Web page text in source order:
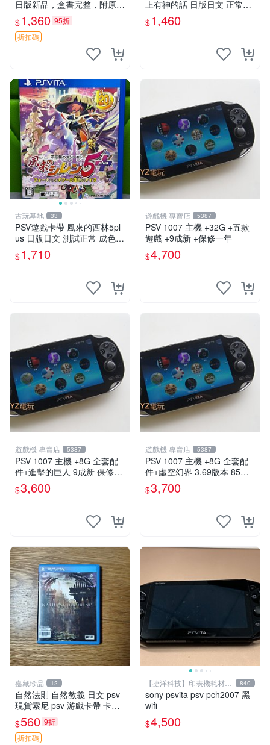
日版新品，盒書完整，附原裝
包裝，玩樂典藏款，成就全開
任你挑戰 超級女主角戰記 PS
V 游戲 日版 成就全開 DLC 全
$1,360 95折
折扣碼
上有神的話 日版日文 正常可
玩 神秘成色參考圖 售後不退
如果這是你想找的游戲 請先
$1,460
古玩基地 33
PSV遊戲卡帶 風來的西林5pl
us 日版日文 測試正常 成色如
圖 買家自負 風來的西林5plus
PSV 日版
$1,710
遊戲機 專賣店 5387
PSV 1007 主機 +32G +五款
遊戲 +9成新 +保修一年
$4,700
遊戲機 專賣店 5387
PSV 1007 主機 +8G 全套配
件+進擊的巨人 9成新 保修一
年 品質有保障
$3,600
遊戲機 專賣店 5387
PSV 1007 主機 +8G 全套配
件+虛空幻界 3.69版本 85成
新 PS Vita1007 一年保修
$3,700
嘉藏珍品 12
自然法則 自然教義 日文 psv
現貨索尼 psv 游戲卡帶 卡盒
無損 版本外版 功能正常讀卡
關于質量：為避免糾紛，鑒寶
專家，收藏家和較真黨自行繞
$560 9折
折扣碼
【捷洋科技】印表機耗材專
賣
840
sony psvita psv pch2007 黑
wifi
$4,500